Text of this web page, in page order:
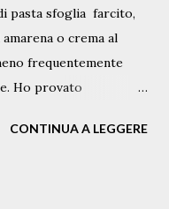
pasta sfoglia farcito,
o crema al
frequentemente
Ho provato
) , la cui ricetta
CONTINUA A LEGGERE